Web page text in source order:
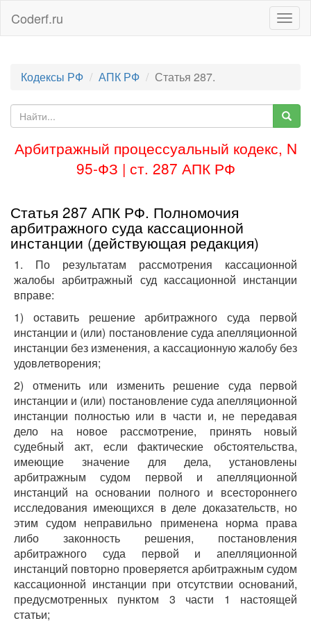
Coderf.ru
Кодексы РФ АПК РФ Статья 287.
Арбитражный процессуальный кодекс, N
95-ФЗ | ст. 287 АПК РФ
Статья 287 АПК РФ. Полномочия
арбитражного суда кассационной
инстанции (действующая редакция)
1. По результатам рассмотрения кассационной
жалобы арбитражный суд кассационной инстанции
вправе:
1) оставить решение арбитражного суда первой
инстанции и (или) постановление суда апелляционной
инстанции без изменения, а кассационную жалобу без
удовлетворения;
2) отменить или изменить решение суда первой
инстанции и (или) постановление суда апелляционной
инстанции полностью или в части и, не передавая
дело на новое рассмотрение, принять новый
судебный акт, если фактические обстоятельства,
имеющие значение для дела, установлены
арбитражным судом первой и апелляционной
инстанций на основании полного и всестороннего
исследования имеющихся в деле доказательств, но
этим судом неправильно применена норма права
либо законность решения, постановления
арбитражного суда первой и апелляционной
инстанций повторно проверяется арбитражным судом
кассационной инстанции при отсутствии оснований,
предусмотренных пунктом 3 части 1 настоящей
статьи;